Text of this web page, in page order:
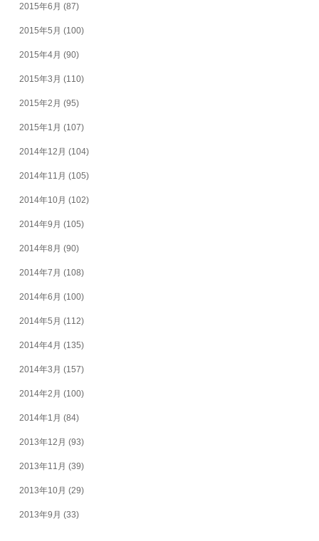
2015年6月 (87)
2015年5月 (100)
2015年4月 (90)
2015年3月 (110)
2015年2月 (95)
2015年1月 (107)
2014年12月 (104)
2014年11月 (105)
2014年10月 (102)
2014年9月 (105)
2014年8月 (90)
2014年7月 (108)
2014年6月 (100)
2014年5月 (112)
2014年4月 (135)
2014年3月 (157)
2014年2月 (100)
2014年1月 (84)
2013年12月 (93)
2013年11月 (39)
2013年10月 (29)
2013年9月 (33)